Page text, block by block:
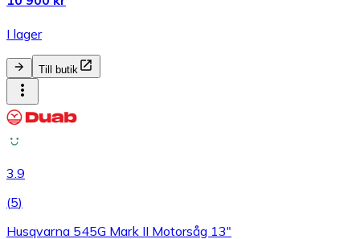
I lager
Till butik
3.9
(5)
Husqvarna 545G Mark II Motorsåg 13"